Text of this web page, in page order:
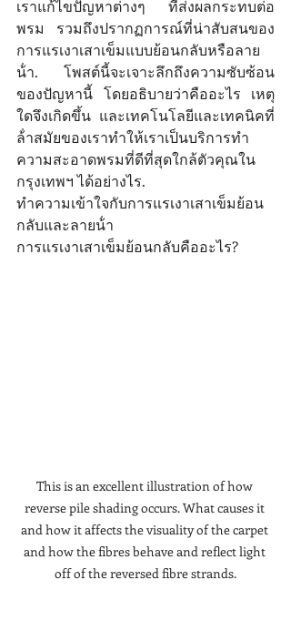
เราแก้ไขปัญหาต่างๆ ที่ส่งผลกระทบต่อ
พรม รวมถึงปรากฏการณ์ที่น่าสับสนของ
การแรเงาเสาเข็มแบบย้อนกลับหรือลาย
น้ํา. โพสต์นี้จะเจาะลึกถึงความซับซ้อน
ของปัญหานี้ โดยอธิบายว่าคืออะไร เหตุ
ใดจึงเกิดขึ้น และเทคโนโลยีและเทคนิคที่
ล้ําสมัยของเราทําให้เราเป็นบริการทํา
ความสะอาดพรมที่ดีที่สุดใกล้ตัวคุณใน
กรุงเทพฯ ได้อย่างไร.
ทําความเข้าใจกับการแรเงาเสาเข็มย้อน
กลับและลายน้ํา
การแรเงาเสาเข็มย้อนกลับคืออะไร?
This is an excellent illustration of how
reverse pile shading occurs. What causes it
and how it affects the visuality of the carpet
and how the fibres behave and reflect light
off of the reversed fibre strands.